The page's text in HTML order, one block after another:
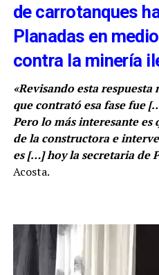
de carrotanques
Planadas en
contra la minería
«Revisando esta respuesta
que contrató esa fase fue
Pero lo más interesante es
de la constructora e
es[…]hoy la secretaria de
Acosta.